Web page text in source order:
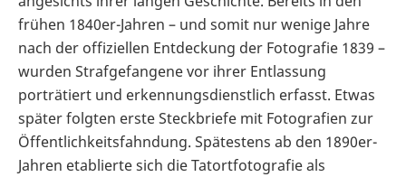
frühen 1840er-Jahren – und somit nur wenige Jahre
nach der offiziellen Entdeckung der Fotografie 1839 –
wurden Strafgefangene vor ihrer Entlassung
porträtiert und erkennungsdienstlich erfasst. Etwas
später folgten erste Steckbriefe mit Fotografien zur
Öffentlichkeitsfahndung. Spätestens ab den 1890er-
Jahren etablierte sich die Tatortfotografie als